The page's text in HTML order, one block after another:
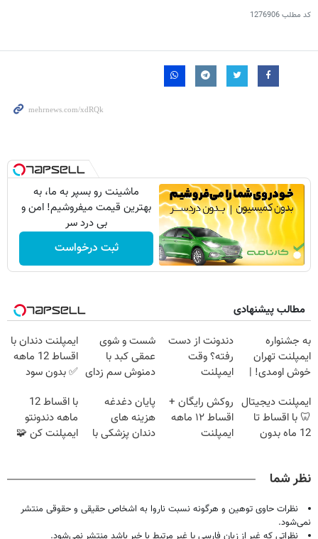
کد مطلب1276906
ماشینت رو بسپر به ما، به
بهترین قیمت میفروشیم! امن و
بی درد سر
ثبت درخواست
مطالب پیشنهادی
به جشنواره
ایمپلنت تهران
خوش اومدی! |
مشاوره رایگان
بگیر!
دندونت از دست
رفته؟ وقت
ایمپلنت
شست و شوی
عمقی کبد با
دمنوش سم زدای
ایمپلنت دندان با
اقساط 12 ماهه
✅ بدون سود
ایمپلنت دیجیتال
🦷 با اقساط تا
12 ماه بدون
روکش رایگان +
اقساط ۱۲ ماهه
ایمپلنت
پایان دغدغه
هزینه های
دندان پزشکی با
با اقساط 12
ماهه دندونتو
ایمپلنت کن 🧩
نظر شما
نظرات حاوی توهین و هرگونه نسبت ناروا به اشخاص حقیقی و حقوقی منتشر
نمی‌شود.